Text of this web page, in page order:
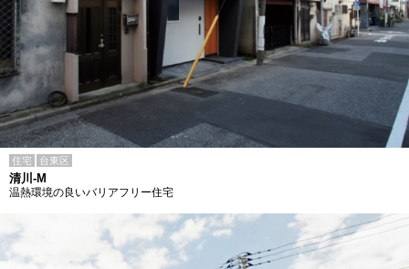
住宅 台東区
清川-M
温熱環境の良いバリアフリー住宅